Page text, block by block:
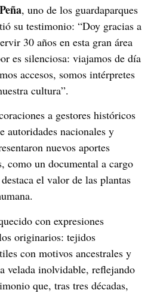
, uno de los guardaparques
su testimonio: “Doy gracias a
30 años en esta gran área
es silenciosa: viajamos de día
accesos, somos intérpretes
cultura”.
a gestores históricos
autoridades nacionales y
nuevos aportes
como un documental a cargo
el valor de las plantas
con expresiones
originarios: tejidos
con motivos ancestrales y
velada inolvidable, reflejando
que, tras tres décadas,